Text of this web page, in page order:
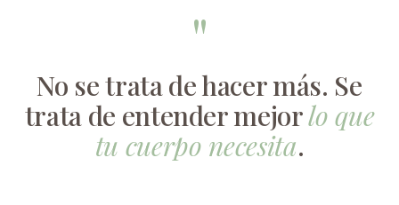
"
No se trata de hacer más. Se
trata de entender mejorlo que
tu cuerpo necesita.